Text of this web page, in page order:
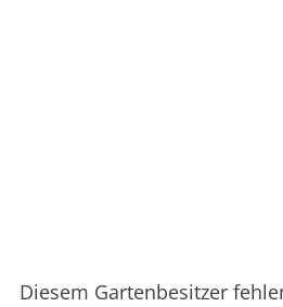
Diesem Gartenbesitzer